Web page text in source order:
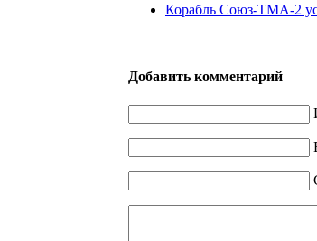
Корабль Союз-ТМА-2
Добавить комментарий